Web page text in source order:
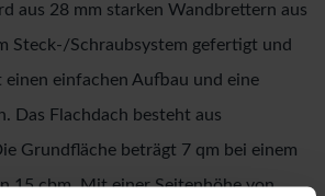
aus 28 mm starken Wandbrettern aus
Steck-/Schraubsystem gefertigt und
einfachen Aufbau und eine
Das Flachdach besteht aus
Grundfläche beträgt 7 qm bei einem
15 cbm. Mit einer Seitenhöhe von